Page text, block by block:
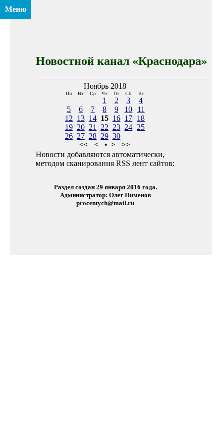
Меню
Новостной канал «Краснодара»
Ноябрь 2018
Пн Вт Ср Чт Пт Сб Вс
1 2 3
4
5
6 7 8 9 10
11
12 13 14 15 16 17 18
19 20 21 22 23 24 25
26 27 28 29 30
<< < • > >>
Новости добавляются автоматически,
методом сканирования RSS лент сайтов:
Раздел создан 29 января 2016 года.
Администратор: Олег Пименов
procentych@mail.ru